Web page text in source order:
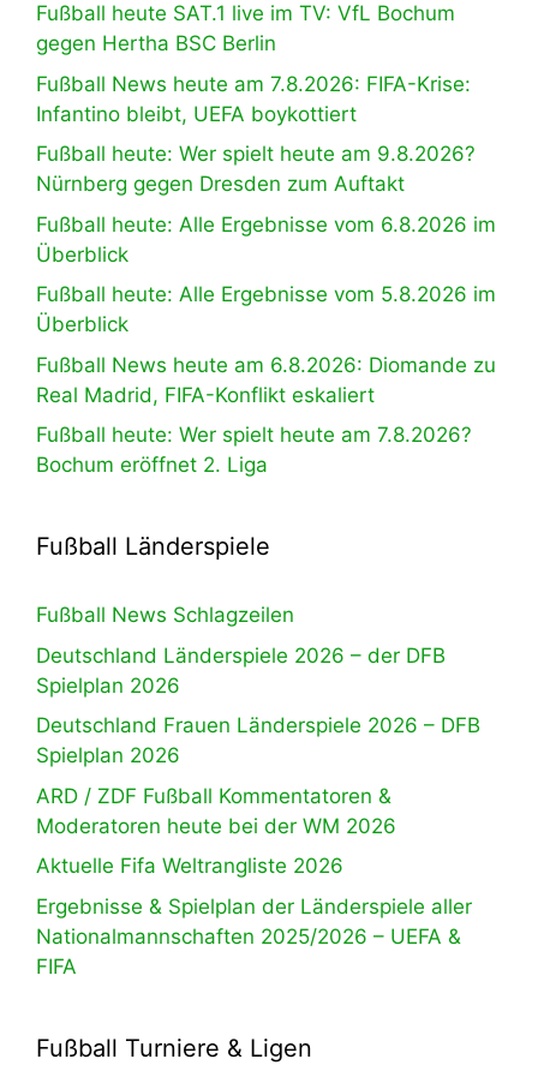
Fußball heute SAT.1 live im TV: VfL Bochum
gegen Hertha BSC Berlin
Fußball News heute am 7.8.2026: FIFA-Krise:
Infantino bleibt, UEFA boykottiert
Fußball heute: Wer spielt heute am 9.8.2026?
Nürnberg gegen Dresden zum Auftakt
Fußball heute: Alle Ergebnisse vom 6.8.2026 im
Überblick
Fußball heute: Alle Ergebnisse vom 5.8.2026 im
Überblick
Fußball News heute am 6.8.2026: Diomande zu
Real Madrid, FIFA-Konflikt eskaliert
Fußball heute: Wer spielt heute am 7.8.2026?
Bochum eröffnet 2. Liga
Fußball Länderspiele
Fußball News Schlagzeilen
Deutschland Länderspiele 2026 – der DFB
Spielplan 2026
Deutschland Frauen Länderspiele 2026 – DFB
Spielplan 2026
ARD / ZDF Fußball Kommentatoren &
Moderatoren heute bei der WM 2026
Aktuelle Fifa Weltrangliste 2026
Ergebnisse & Spielplan der Länderspiele aller
Nationalmannschaften 2025/2026 – UEFA &
FIFA
Fußball Turniere & Ligen